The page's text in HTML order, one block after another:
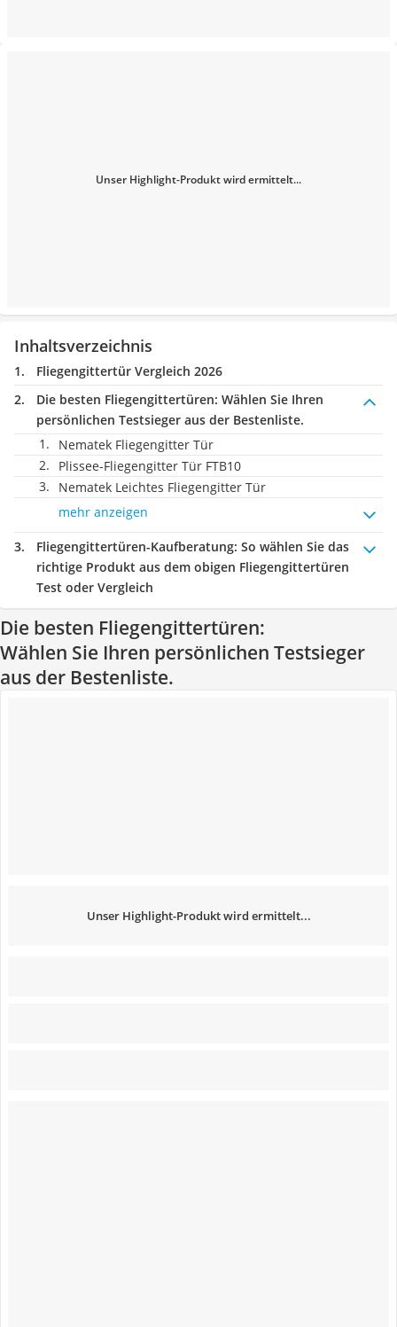
Unser Highlight-Produkt wird ermittelt...
Inhaltsverzeichnis
Fliegengittertür Vergleich 2026
Die besten Fliegengittertüren: Wählen Sie Ihren
persönlichen Testsieger aus der Bestenliste.
Nematek Fliegengitter Tür
Plissee-Fliegengitter Tür FTB10
Nematek Leichtes Fliegengitter Tür
mehr anzeigen
Fliegengittertüren-Kaufberatung: So wählen Sie das
richtige Produkt aus dem obigen Fliegengittertüren
Test oder Vergleich
Die besten Fliegengittertüren:
Wählen Sie Ihren persönlichen Testsieger
aus der Bestenliste.
Unser Highlight-Produkt wird ermittelt...